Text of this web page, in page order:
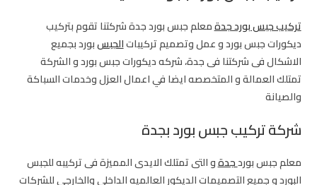
تركيب جبس بورد جدةمعلم جبس بورد جدة شركتنا تقوم بتركيب
ديكورات جبس بورد و عمل وتصميم تركيباتالجبسبورد بجميع
الاشكال فى شركتنا فى جدة، شركه ديكورات جبس بورد و الشركة
تمتلك العمالة و المتخصصه ايضا في اعمال العزل وخدمات السباكة
والصيانة
شركة تركيب جبس بورد بجدة
معلم جبس بوردجدةو التى تمتلك الايدى المميزة فى تركيبه للجبس
البورد و جميع التصميمات الديكور العالميه الداخلي والخارجي للشركات